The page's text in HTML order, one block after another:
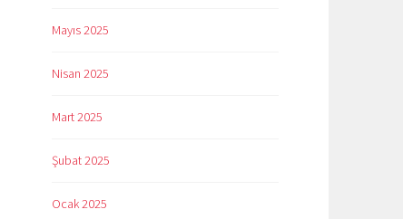
Mayıs 2025
Nisan 2025
Mart 2025
Şubat 2025
Ocak 2025